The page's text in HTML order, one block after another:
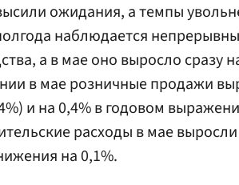
ожидания, а темпы
наблюдается
а в мае оно выросло сразу
в мае розничные продажи
и на 0,4% в годовом
расходы в мае
на 0,1%.